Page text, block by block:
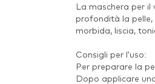
La maschera per il
profondità la pelle,
morbida, liscia,
Consigli per l'uso:
Per preparare la
Dopo applicare